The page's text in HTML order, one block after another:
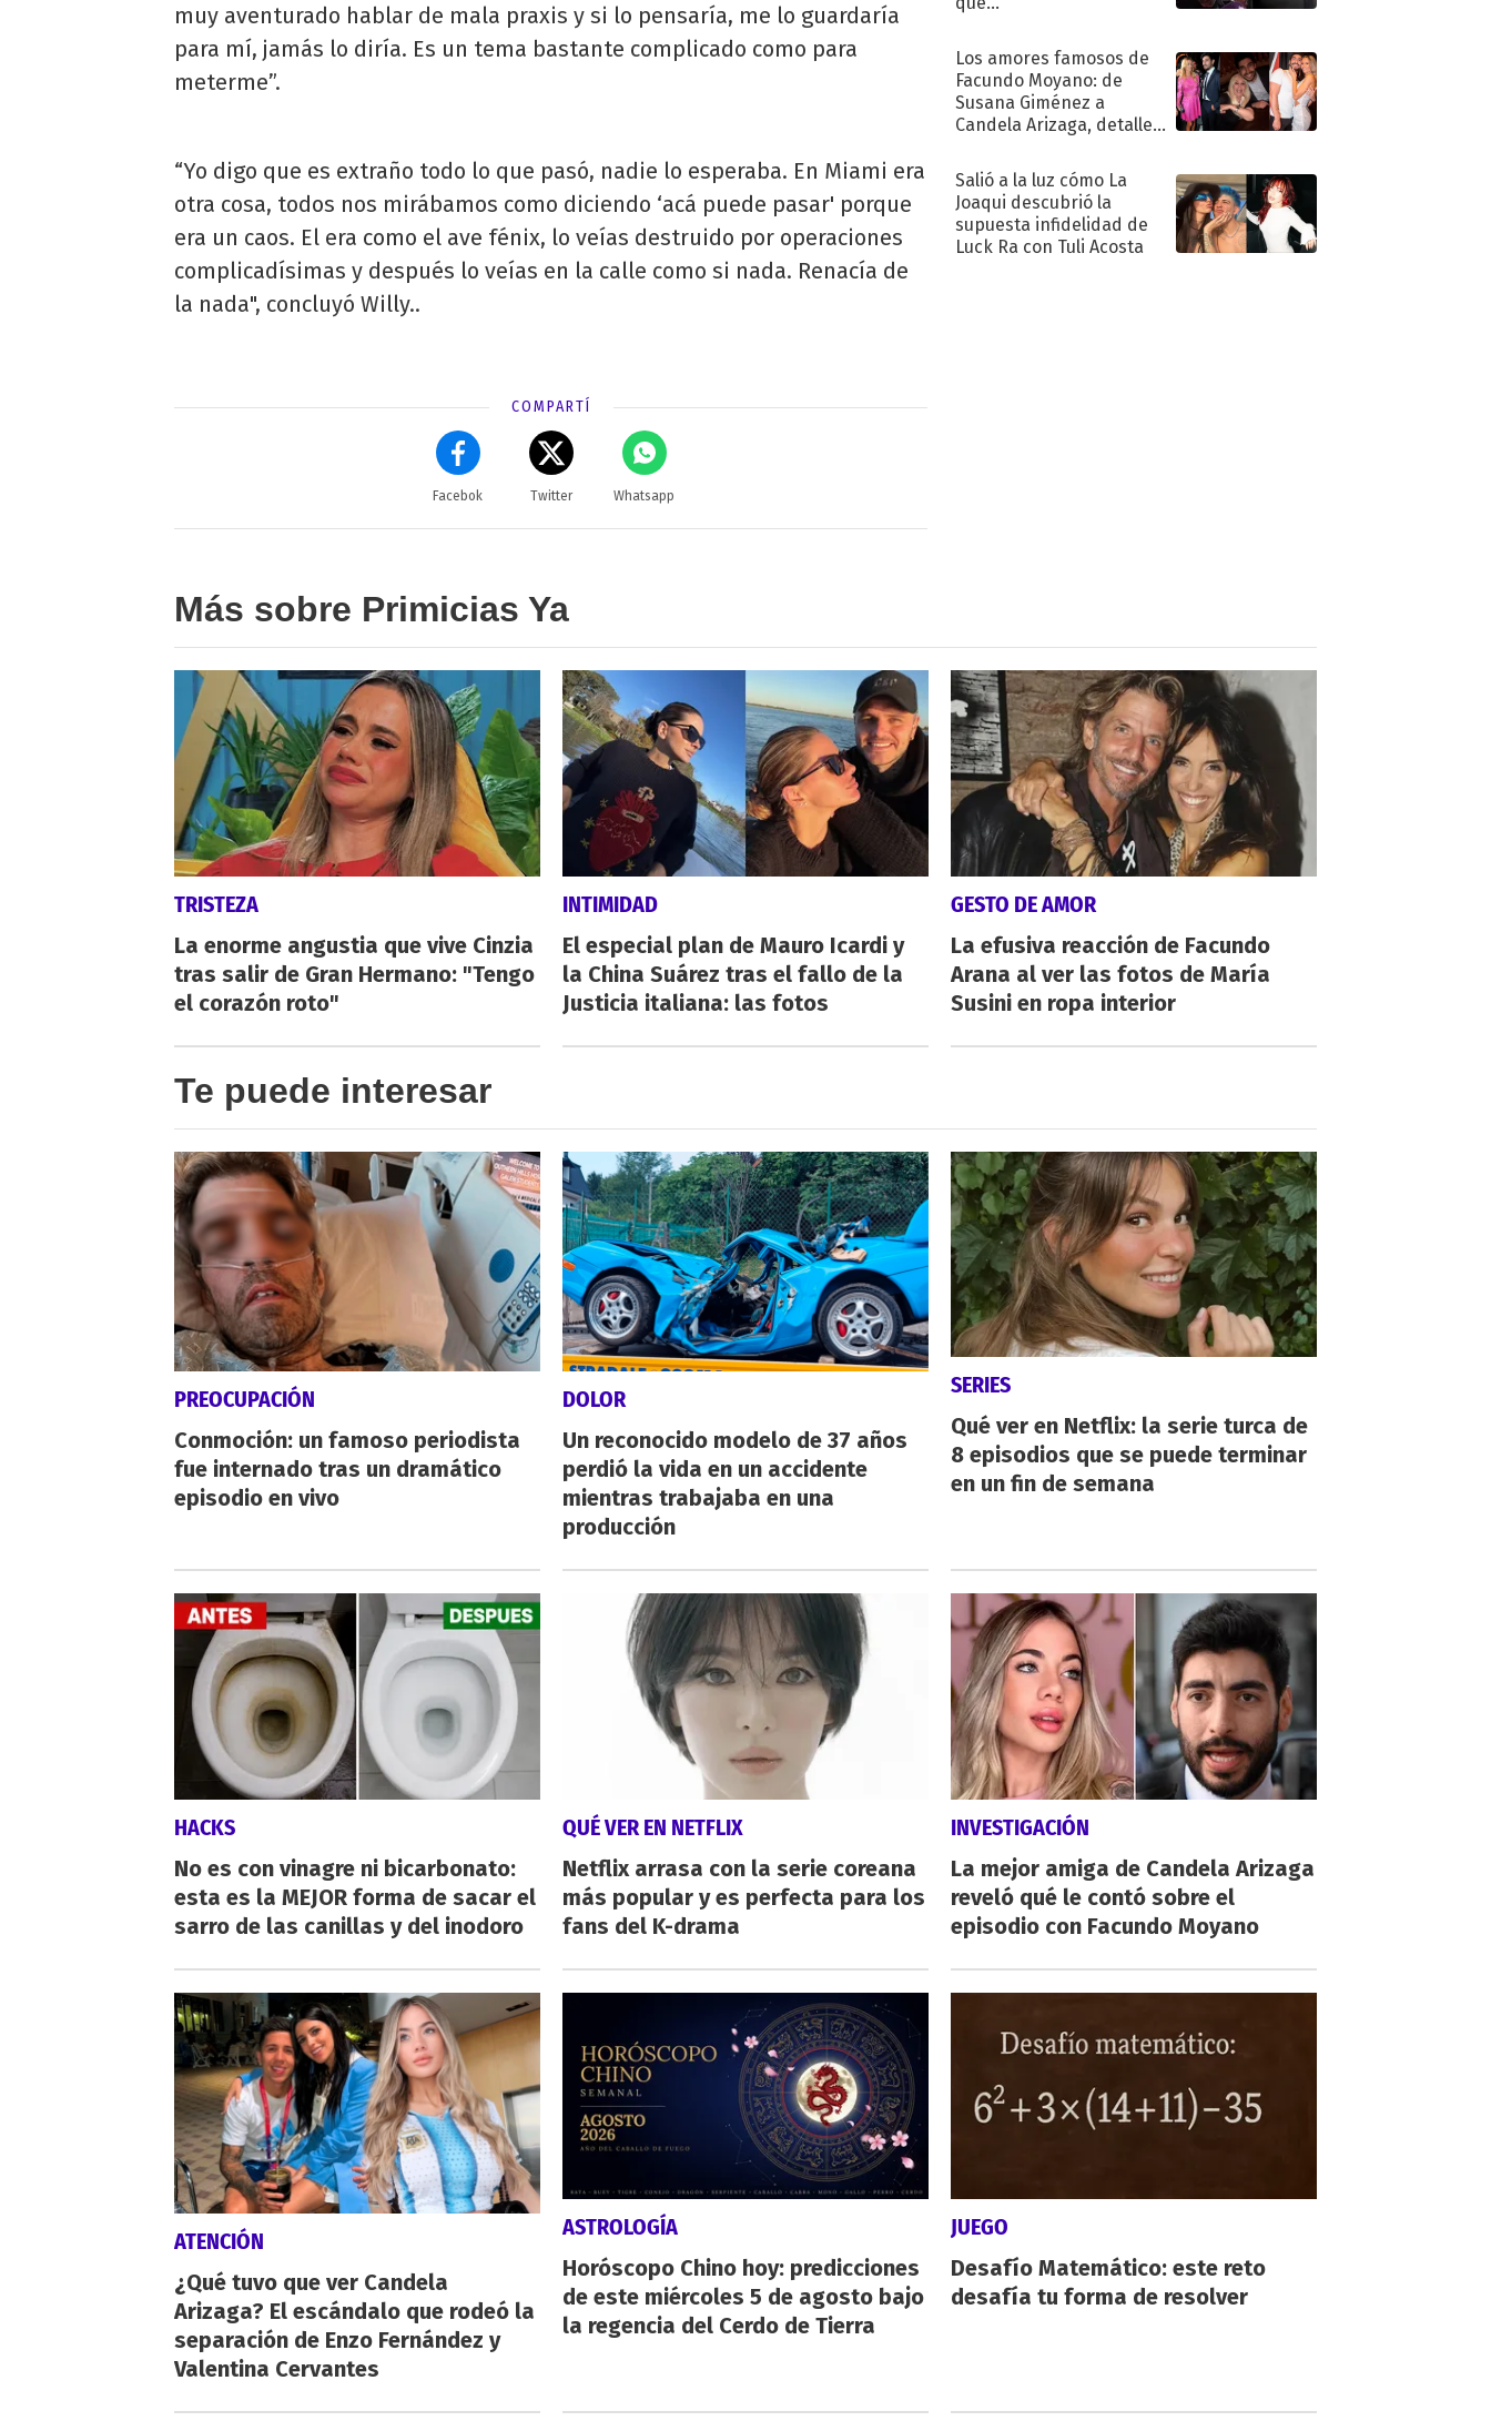
muy aventurado hablar de mala praxis y si lo pensaría, me lo guardaría
para mí, jamás lo diría. Es un tema bastante complicado como para
meterme”.
“Yo digo que es extraño todo lo que pasó, nadie lo esperaba. En Miami era
otra cosa, todos nos mirábamos como diciendo ‘acá puede pasar' porque
era un caos. El era como el ave fénix, lo veías destruido por operaciones
complicadísimas y después lo veías en la calle como si nada. Renacía de
la nada", concluyó Willy..
COMPARTÍ
Facebok Twitter Whatsapp
Los amores famosos de
Facundo Moyano: de
Susana Giménez a
Candela Arizaga, detalles
sentimental
Salió a la luz cómo La
Joaqui descubrió la
supuesta infidelidad de
Luck Ra con Tuli Acosta
Más sobre Primicias Ya
TRISTEZA
La enorme angustia que vive Cinzia
tras salir de Gran Hermano: "Tengo
el corazón roto"
INTIMIDAD
El especial plan de Mauro Icardi y
la China Suárez tras el fallo de la
Justicia italiana: las fotos
GESTO DE AMOR
La efusiva reacción de Facundo
Arana al ver las fotos de María
Susini en ropa interior
Te puede interesar
PREOCUPACIÓN
Conmoción: un famoso periodista
fue internado tras un dramático
episodio en vivo
DOLOR
Un reconocido modelo de 37 años
perdió la vida en un accidente
mientras trabajaba en una
producción
SERIES
Qué ver en Netflix: la serie turca de
8 episodios que se puede terminar
en un fin de semana
HACKS
No es con vinagre ni bicarbonato:
esta es la MEJOR forma de sacar el
sarro de las canillas y del inodoro
QUÉ VER EN NETFLIX
Netflix arrasa con la serie coreana
más popular y es perfecta para los
fans del K-drama
INVESTIGACIÓN
La mejor amiga de Candela Arizaga
reveló qué le contó sobre el
episodio con Facundo Moyano
ATENCIÓN
¿Qué tuvo que ver Candela
Arizaga? El escándalo que rodeó la
separación de Enzo Fernández y
Valentina Cervantes
ASTROLOGÍA
Horóscopo Chino hoy: predicciones
de este miércoles 5 de agosto bajo
la regencia del Cerdo de Tierra
JUEGO
Desafío Matemático: este reto
desafía tu forma de resolver